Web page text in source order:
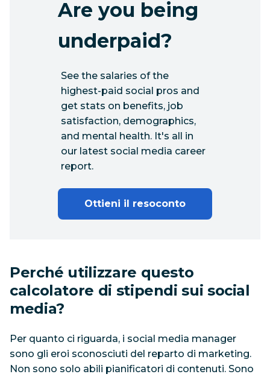
Are you being
underpaid?
See the salaries of the
highest-paid social pros and
get stats on benefits, job
satisfaction, demographics,
and mental health. It's all in
our latest social media career
report.
Ottieni il resoconto
Perché utilizzare questo
calcolatore di stipendi sui social
media?
Per quanto ci riguarda, i social media manager
sono gli eroi sconosciuti del reparto di marketing.
Non sono solo abili pianificatori di contenuti. Sono